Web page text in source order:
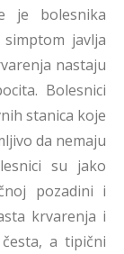
je bolesnika
javlja
nastaju
Bolesnici
stanica koje
da nemaju
su jako
pozadini i
krvarenja i
a tipični